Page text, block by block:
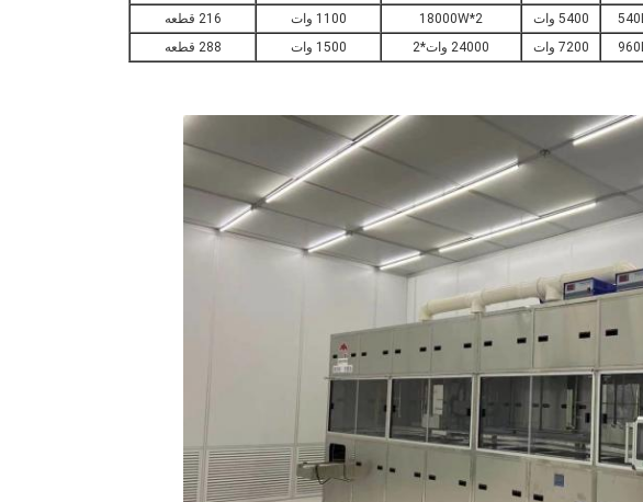
5400 وات 18000W*2 1100 وات
216 قطعه
7200 وات 24000 وات*2 1500 وات 288 قطعه